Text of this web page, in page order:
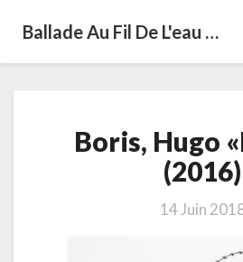
Ballade Au Fil De L'eau …
Hugo
(2016)
Boris, Hugo
(2016)
14 Juin